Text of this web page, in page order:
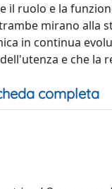
il ruolo e la
mirano alla
in continua
e che
completa